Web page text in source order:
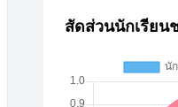
สัดส่วนนักเรียน